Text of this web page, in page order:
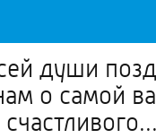
души
о самой